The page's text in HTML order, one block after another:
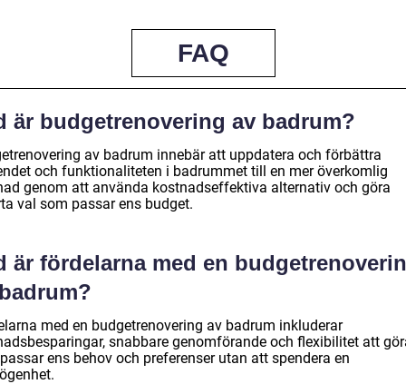
FAQ
är budgetrenovering av badrum?
av badrum innebär att uppdatera och förbättra
och funktionaliteten i badrummet till en mer överkomlig
genom att använda kostnadseffektiva alternativ och göra
val som passar ens budget.
är fördelarna med en
med en budgetrenovering av badrum inkluderar
snabbare genomförande och flexibilitet att
ens behov och preferenser utan att spendera en